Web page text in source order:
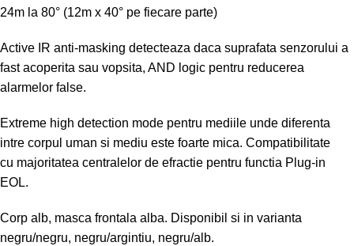
24m la 80° (12m x 40° pe fiecare parte)
Active IR anti-masking detecteaza daca suprafata senzorului a
fast acoperita sau vopsita, AND logic pentru reducerea
alarmelor false.
Extreme high detection mode pentru mediile unde diferenta
intre corpul uman si mediu este foarte mica. Compatibilitate
cu majoritatea centralelor de efractie pentru functia Plug-in
EOL.
Corp alb, masca frontala alba. Disponibil si in varianta
negru/negru, negru/argintiu, negru/alb.